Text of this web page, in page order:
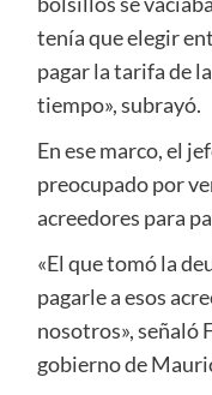
tenía que elegir
pagar la tarifa de
tiempo», subrayó.
En ese marco, el
preocupado por
acreedores para
«El que tomó la
pagarle a esos
nosotros», señaló
gobierno de